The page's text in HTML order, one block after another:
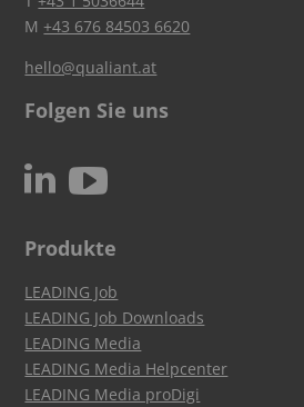
M+43 676 84503 6620
hello@qualiant.at
Folgen Sie uns
N c
Produkte
LEADING Job
LEADING Job Downloads
LEADING Media
LEADING Media Helpcenter
LEADING Media proDigi